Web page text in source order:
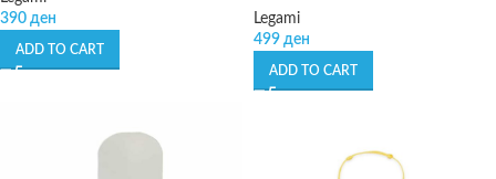
390 ден
ADD TO CART
Legami
499 ден
ADD TO CART